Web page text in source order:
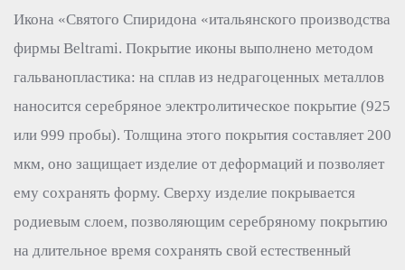
Икона «Святого Спиридона «итальянского производства
фирмы Beltrami. Покрытие иконы выполнено методом
гальванопластика: на сплав из недрагоценных металлов
наносится серебряное электролитическое покрытие (925
или 999 пробы). Толщина этого покрытия составляет 200
мкм, оно защищает изделие от деформаций и позволяет
ему сохранять форму. Сверху изделие покрывается
родиевым слоем, позволяющим серебряному покрытию
на длительное время сохранять свой естественный